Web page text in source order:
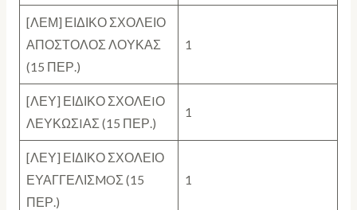
[ΛΕΜ] ΕΙΔΙΚΟ ΣΧΟΛΕΙΟ
ΑΠΟΣΤΟΛΟΣ ΛΟΥΚΑΣ
(15 ΠΕΡ.)
1
[ΛΕΥ] ΕΙΔΙΚΟ ΣΧΟΛΕIΟ
ΛΕΥΚΩΣIΑΣ (15 ΠΕΡ.)
1
[ΛΕΥ] ΕΙΔΙΚΟ ΣΧΟΛΕΙΟ
ΕΥΑΓΓΕΛΙΣMOΣ (15
ΠΕΡ.)
1